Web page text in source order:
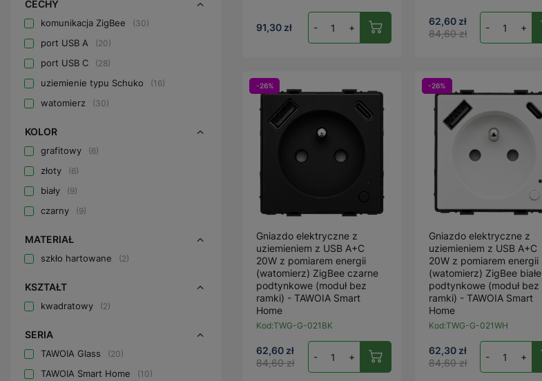
CECHY
komunikacja ZigBee 30
port USB A 20
port USB C 28
uziemienie typu Schuko 16
watomierz 30
KOLOR
grafitowy 6
złoty 6
biały 9
czarny 9
MATERIAŁ
szkło hartowane 2
KSZTAŁT
kwadratowy 2
SERIA
TAWOIA Glass 20
TAWOIA Smart Home 10
91,30 zł - +
84,60 zł
62,60 zł
- +
-26%
Gniazdo elektryczne z
uziemieniem z USB A+C
20W z pomiarem energii
(watomierz) ZigBee czarne
podtynkowe (moduł bez
ramki) - TAWOIA Smart
Home
Kod:TWG-G-021BK
84,60 zł
62,60 zł
- +
-26%
Gniazdo elektryczne z
uziemieniem z USB A+C
20W z pomiarem energii
(watomierz) ZigBee białe
podtynkowe (moduł bez
ramki) - TAWOIA Smart
Home
Kod:TWG-G-021WH
84,60 zł
62,30 zł
- +